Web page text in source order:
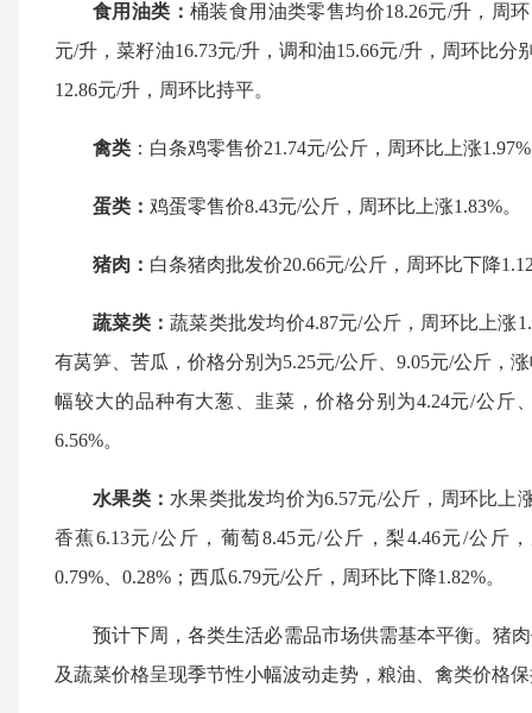
食用油类： 桶装食用油类零售均价18.26元/升，周
元/升，菜籽油16.73元/升，调和油15.66元/升，周环比分
12.86元/升，周环比持平。
禽类 ：白条鸡零售价21.74元/公斤，周环比上涨
蛋类： 鸡蛋零售价8.43元/公斤，周环比上涨1.83%。
猪肉： 白条猪肉批发价20.66元/公斤，周环比下降
蔬菜类：蔬菜类批发均价4.87元/公斤，周环比上涨
有莴笋、苦瓜，价格分别为5.25元/公斤、9.05元/公斤，
幅较大的品种有大葱、韭菜，价格分别为4.24元/公斤
6.56%。
水果类： 水果类批发均价为6.57元/公斤，周环比上
香蕉6.13元/公斤，葡萄8.45元/公斤，梨4.46元/公斤，
0.79%、0.28%；西瓜6.79元/公斤，周环比下降1.82%。
预计下周，各类生活必需品市场供需基本平衡。猪
及蔬菜价格呈现季节性小幅波动走势，粮油、禽类价格